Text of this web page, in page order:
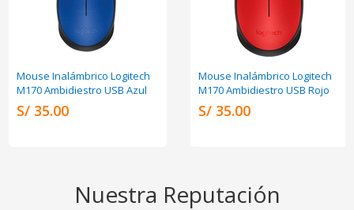
Mouse Inalámbrico Logitech
M170 Ambidiestro USB Azul
S/ 35.00
Mouse Inalámbrico Logitech
M170 Ambidiestro USB Rojo
S/ 35.00
Nuestra Reputación